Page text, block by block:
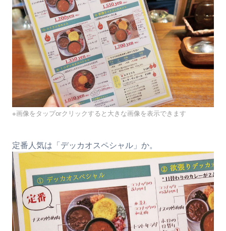
※画像をタップorクリックすると大きな画像を表示できます
定番人気は「デッカオスペシャル」か。